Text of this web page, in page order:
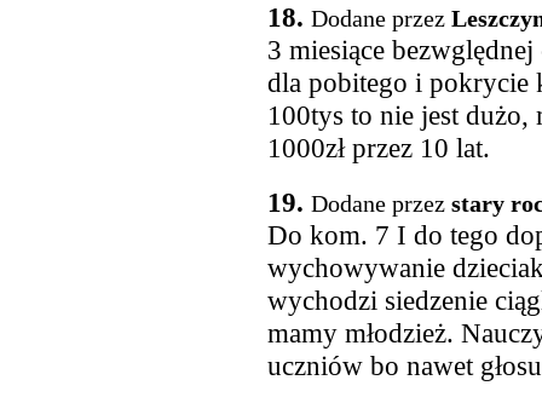
18. Dodane przez
3 miesiące
dla pobitego i pokrycie
100tys to nie jest dużo,
1000zł przez 10 lat.
19. Dodane przez stary
Do kom. 7 I do tego
wychowywanie
wychodzi siedzenie
mamy młodzież.
uczniów bo nawet